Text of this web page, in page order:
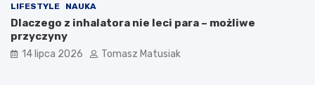
LIFESTYLE NAUKA
Dlaczego z inhalatora nie leci para – możliwe
przyczyny
14 lipca 2026 Tomasz Matusiak